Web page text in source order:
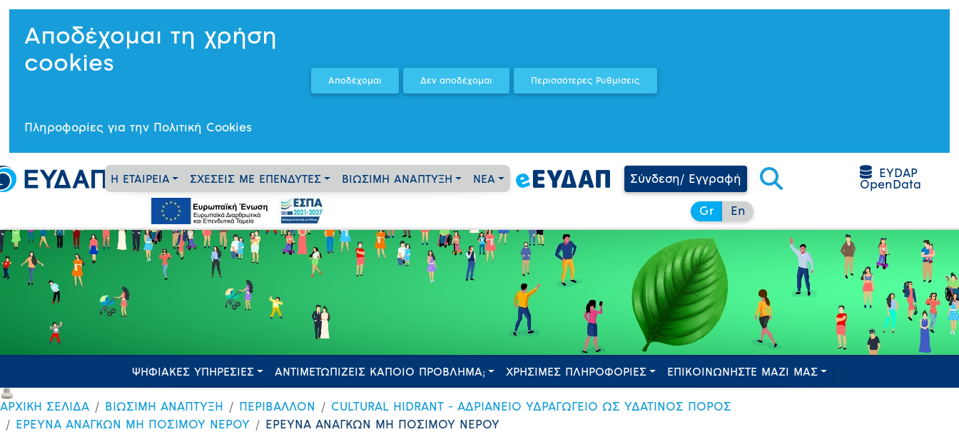
Αποδέχομαι τη χρήση
cookies
Πληροφορίες για την Πολιτική Cookies
Η ΕΤΑΙΡΕΙΑ ΣΧΕΣΕΙΣ ΜΕ ΕΠΕΝΔΥΤΕΣ ΒΙΩΣΙΜΗ ΑΝΑΠΤΥΞΗ ΝΕΑ Σύνδεση/ Εγγραφή
EYDAP
OpenData
Gr En
ΨΗΦΙΑΚΕΣ ΥΠΗΡΕΣΙΕΣ ΑΝΤΙΜΕΤΩΠΙΖΕΙΣ ΚΑΠΟΙΟ ΠΡΟΒΛΗΜΑ; ΧΡΗΣΙΜΕΣ ΠΛΗΡΟΦΟΡΙΕΣ ΕΠΙΚΟΙΝΩΝΗΣΤΕ ΜΑΖΙ ΜΑΣ
ΑΡΧΙΚΗ ΣΕΛΙΔΑ ΒΙΩΣΙΜΗ ΑΝΑΠΤΥΞΗ ΠΕΡΙΒΑΛΛΟΝ
CULTURAL HIDRANT - ΑΔΡΙΑΝΕΙΟ ΥΔΡΑΓΩΓΕΙΟ ΩΣ ΥΔΑΤΙΝΟΣ ΠΟΡΟΣ
ΕΡΕΥΝΑ ΑΝΑΓΚΩΝ ΜΗ ΠΟΣΙΜΟΥ ΝΕΡΟΥ
ΕΡΕΥΝΑ ΑΝΑΓΚΩΝ ΜΗ ΠΟΣΙΜΟΥ ΝΕΡΟΥ